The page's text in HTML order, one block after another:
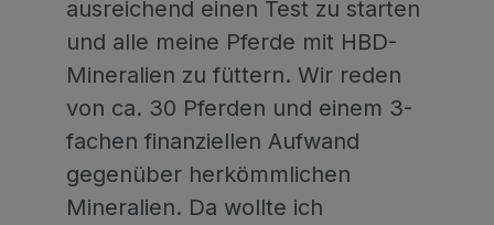
ausreichend einen Test zu starten
und alle meine Pferde mit HBD-
Mineralien zu füttern. Wir reden
von ca. 30 Pferden und einem 3-
fachen finanziellen Aufwand
gegenüber herkömmlichen
Mineralien. Da wollte ich